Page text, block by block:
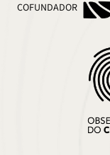
COFUNDADOR